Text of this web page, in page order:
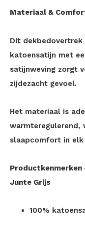
Materiaal &
Dit dekbedovertrek
katoensatijn met
satijnweving zorgt
zijdezacht gevoel.
Het materiaal is
warmteregulerend,
slaapcomfort in elk
Productkenmerken
Junte Grijs
100%